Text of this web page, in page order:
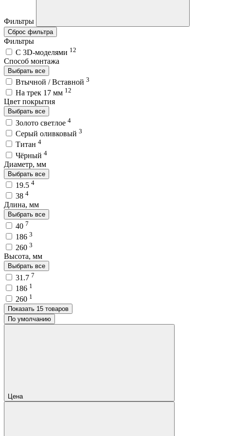
Фильтры
Сброс фильтра
Фильтры
C 3D-моделями 12
Способ монтажа
Выбрать все
Втычной / Вставной 3
На трек 17 мм 12
Цвет покрытия
Выбрать все
Золото светлое 4
Серый оливковый 3
Титан 4
Чёрный 4
Диаметр, мм
Выбрать все
19.5 4
38 4
Длина, мм
Выбрать все
40 7
186 3
260 3
Высота, мм
Выбрать все
31.7 7
186 1
260 1
Показать 15 товаров
По умолчанию
Цена